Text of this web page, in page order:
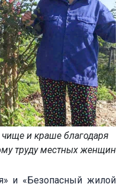
и краше благодаря
труду местных женщин
и «Безопасный жилой